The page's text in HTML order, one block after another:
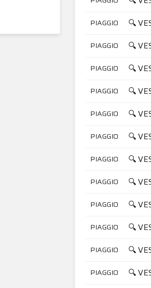
PIAGGIO 🔍
PIAGGIO 🔍
PIAGGIO 🔍
PIAGGIO 🔍
PIAGGIO 🔍
PIAGGIO 🔍
PIAGGIO 🔍
PIAGGIO 🔍
PIAGGIO 🔍
PIAGGIO 🔍
PIAGGIO 🔍
PIAGGIO 🔍